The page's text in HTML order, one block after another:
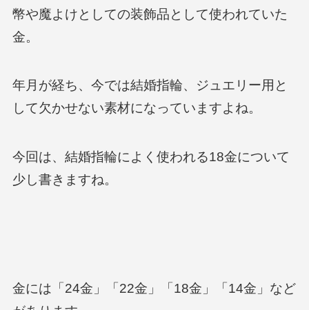
幣や魔よけとしての装飾品として使われていた
金。
年月が経ち、今では結婚指輪、ジュエリー用と
して欠かせない素材になっていますよね。
今回は、結婚指輪によく使われる18金について
少し書きますね。
金には「24金」「22金」「18金」「14金」など